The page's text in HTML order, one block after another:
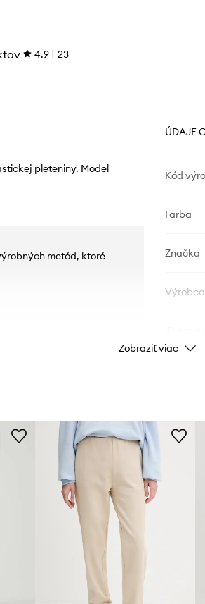
4.9 23
pleteniny. Model
metód, ktoré
ÚDAJE
Kód
Farba
Značka
Výrobca
Zobraziť viac